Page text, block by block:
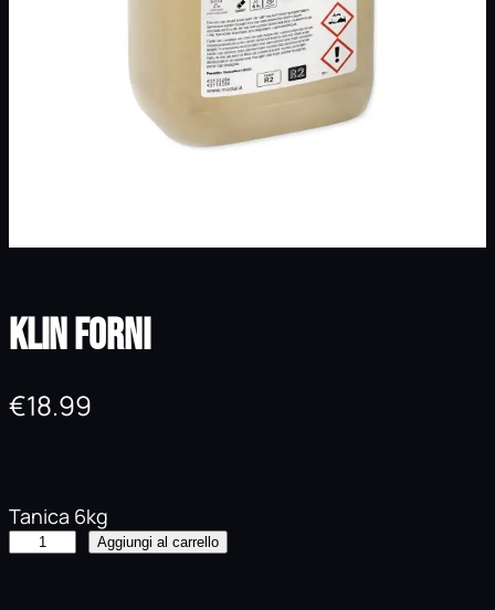
Klin Forni
€18.99
Tanica 6kg
Aggiungi al carrello